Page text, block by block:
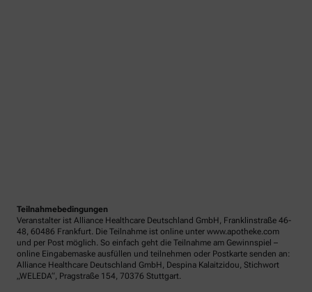
Teilnahmebedingungen
Veranstalter ist Alliance Healthcare Deutschland GmbH, Franklinstraße 46-
48, 60486 Frankfurt. Die Teilnahme ist online unter www.apotheke.com
und per Post möglich. So einfach geht die Teilnahme am Gewinnspiel –
online Eingabemaske ausfüllen und teilnehmen oder Postkarte senden an:
Alliance Healthcare Deutschland GmbH, Despina Kalaitzidou, Stichwort
„WELEDA“, Pragstraße 154, 70376 Stuttgart.